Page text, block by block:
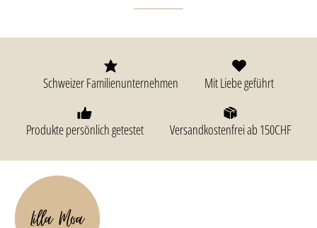
Schweizer Familienunternehmen Mit Liebe geführt
Produkte persönlich getestet Versandkostenfrei ab 150CHF